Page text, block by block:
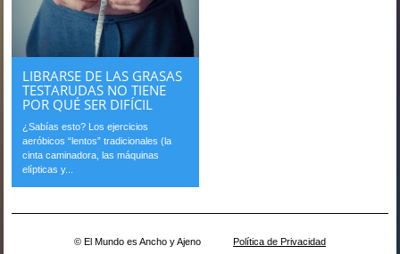
LIBRARSE DE LAS GRASAS
TESTARUDAS NO TIENE
POR QUÉ SER DIFÍCIL
¿Sabías esto? Los ejercicios
aeróbicos “lentos” tradicionales (la
cinta caminadora, las máquinas
elípticas y...
© El Mundo es Ancho y Ajeno Política de Privacidad